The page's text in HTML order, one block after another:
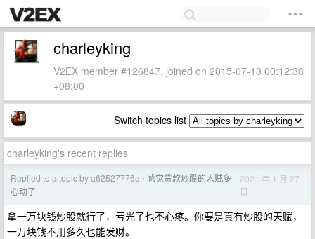
charleyking
V2EX member #126847, joined on 2015-07-13 00:12:38
+08:00
Switch topics list
charleyking's recent replies
Replied to a topic by a62527776a › 感觉贷款炒股的人贼多
心动了
2021 年 1 月 27
日
拿一万块钱炒股就行了，亏光了也不心疼。你要是真有炒股的天赋，
一万块钱不用多久也能发财。